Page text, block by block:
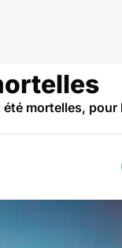
mortelles, pour